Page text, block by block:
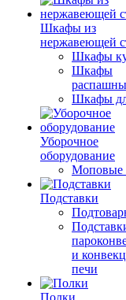
Шкафы из
нержавеющей
Шкафы
Шкафы
Шкафы
Уборочное
оборудование
Моповые
Подставки
и
печи
Полки